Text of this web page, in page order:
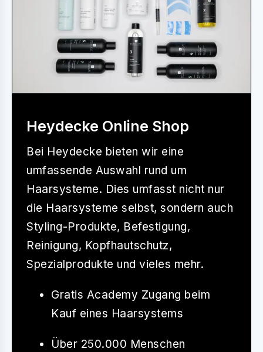
Heydecke Online Shop
Bei Heydecke bieten wir eine
umfassende Auswahl rund um
Haarsysteme. Dies umfasst nicht nur
die Haarsysteme selbst, sondern auch
Styling-Produkte, Befestigung,
Reinigung, Kopfhautschutz,
Spezialprodukte und vieles mehr.
Gratis Academy Zugang beim
Kauf eines Haarsystems
Über 250.000 Menschen